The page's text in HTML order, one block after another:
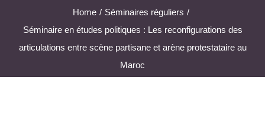
Home
Séminaires réguliers
Séminaire en études politiques : Les reconfigurations des
articulations entre scène partisane et arène protestataire au
Maroc